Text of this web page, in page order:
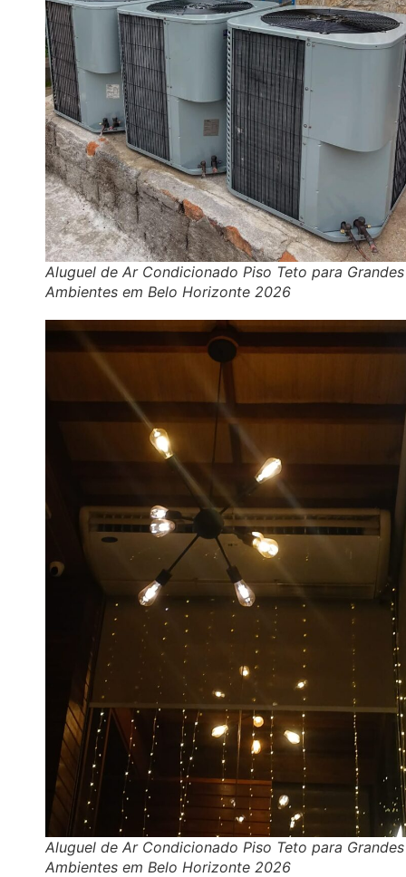
Aluguel de Ar Condicionado Piso Teto para Grandes
Ambientes em Belo Horizonte 2026
Aluguel de Ar Condicionado Piso Teto para Grandes
Ambientes em Belo Horizonte 2026